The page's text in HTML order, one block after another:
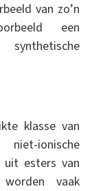
van zo’n
een
synthetische
klasse van
ionische
uit esters van
vaak